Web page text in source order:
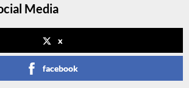
Media
x
facebook